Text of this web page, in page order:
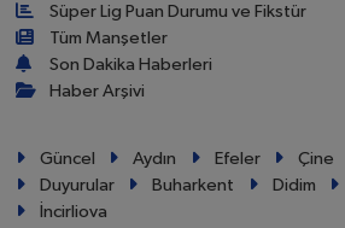
Süper Lig Puan Durumu ve Fikstür
Tüm Manşetler
Son Dakika Haberleri
Haber Arşivi
Güncel Aydın Efeler Çine
Duyurular
Buharkent Didim
İncirliova